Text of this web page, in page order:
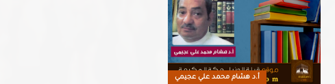
أ.د هشام محمد علي عجيمي